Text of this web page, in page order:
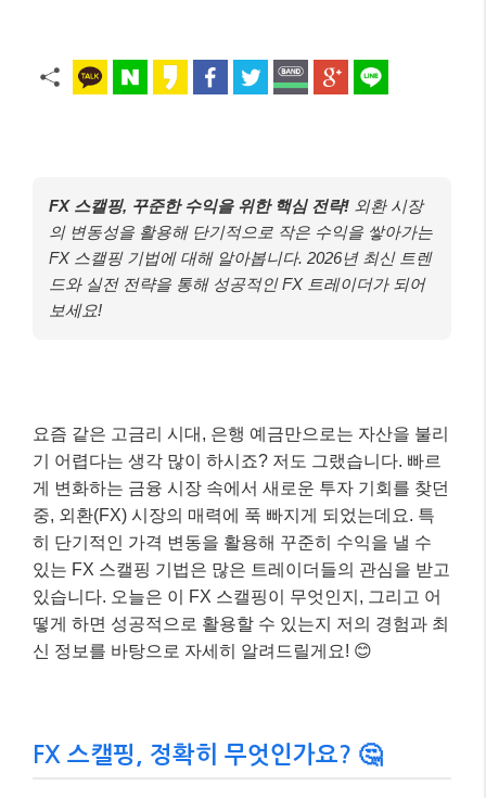
FX 스캘핑, 꾸준한 수익을 위한 핵심 전략! 외환 시장
의 변동성을 활용해 단기적으로 작은 수익을 쌓아가는
FX 스캘핑 기법에 대해 알아봅니다. 2026년 최신 트렌
드와 실전 전략을 통해 성공적인 FX 트레이더가 되어
보세요!
요즘 같은 고금리 시대, 은행 예금만으로는 자산을 불리
기 어렵다는 생각 많이 하시죠? 저도 그랬습니다. 빠르
게 변화하는 금융 시장 속에서 새로운 투자 기회를 찾던
중, 외환(FX) 시장의 매력에 푹 빠지게 되었는데요. 특
히 단기적인 가격 변동을 활용해 꾸준히 수익을 낼 수
있는 FX 스캘핑 기법은 많은 트레이더들의 관심을 받고
있습니다. 오늘은 이 FX 스캘핑이 무엇인지, 그리고 어
떻게 하면 성공적으로 활용할 수 있는지 저의 경험과 최
신 정보를 바탕으로 자세히 알려드릴게요! 😊
FX 스캘핑, 정확히 무엇인가요? 🤔